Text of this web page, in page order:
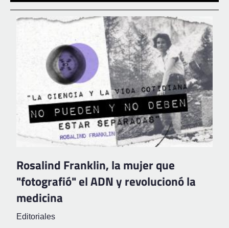
Rosalind Franklin, la mujer que
"fotografió" el ADN y revolucionó la
medicina
Editoriales